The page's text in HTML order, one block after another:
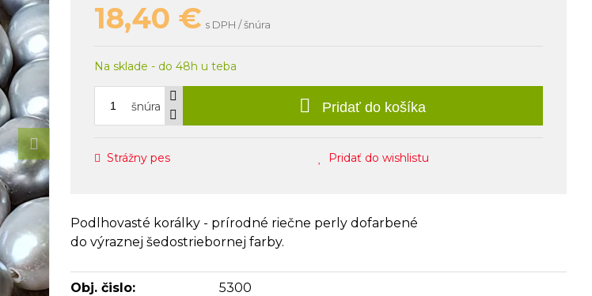
18,40 € s DPH / šnúra
Na sklade - do 48h u teba
šnúra Pridať do košíka
Strážny pes Pridať do wishlistu
Podlhovasté korálky - prírodné riečne perly dofarbené
do výraznej šedostriebornej farby.
Obj. čislo: 5300